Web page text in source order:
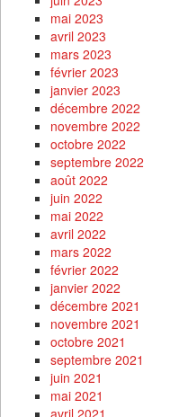
mai 2023
avril 2023
mars 2023
février 2023
janvier 2023
décembre 2022
novembre 2022
octobre 2022
septembre 2022
août 2022
juin 2022
mai 2022
avril 2022
mars 2022
février 2022
janvier 2022
décembre 2021
novembre 2021
octobre 2021
septembre 2021
juin 2021
mai 2021
avril 2021